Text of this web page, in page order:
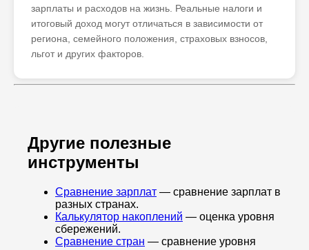
зарплаты и расходов на жизнь. Реальные налоги и
итоговый доход могут отличаться в зависимости от
региона, семейного положения, страховых взносов,
льгот и других факторов.
Другие полезные
инструменты
Сравнение зарплат — сравнение зарплат в
разных странах.
Калькулятор накоплений — оценка уровня
сбережений.
Сравнение стран — сравнение уровня